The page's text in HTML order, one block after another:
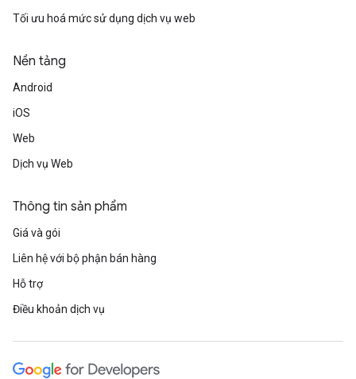
Tối ưu hoá mức sử dụng dịch vụ web
Nền tảng
Android
iOS
Web
Dịch vụ Web
Thông tin sản phẩm
Giá và gói
Liên hệ với bộ phận bán hàng
Hỗ trợ
Điều khoản dịch vụ